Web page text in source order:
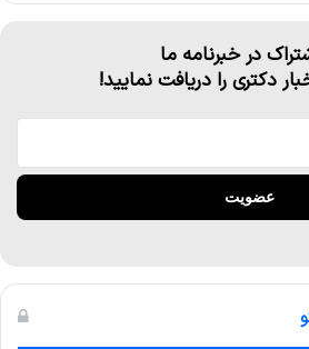
در خبرنامه ما
دکتری را دریافت نمایید!